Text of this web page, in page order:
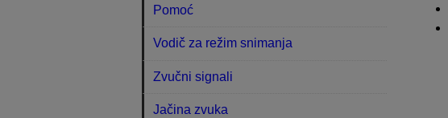
Pomoć
Vodič za režim snimanja
Zvučni signali
Jačina zvuka